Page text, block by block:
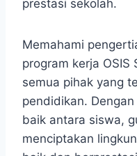
prestasi sekolah.
Memahami
program kerja OSIS
semua pihak yang
pendidikan.
baik antara siswa,
menciptakan